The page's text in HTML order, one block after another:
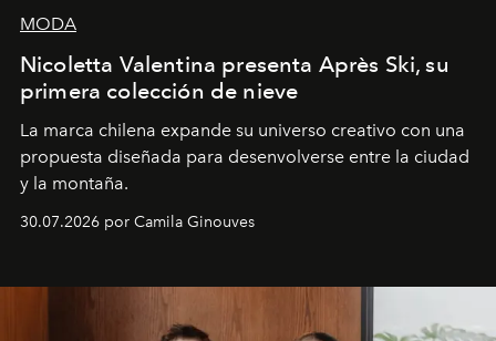
MODA
Nicoletta Valentina presenta Après Ski, su
primera colección de nieve
La marca chilena expande su universo creativo con una
propuesta diseñada para desenvolverse entre la ciudad
y la montaña.
30.07.2026 por Camila Ginouves